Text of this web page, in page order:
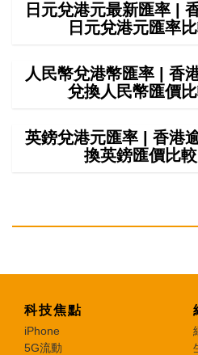
日元兌港元最新匯率 |
日元兌港元匯率
人民幣兌港幣匯率 | 香
兌換人民幣匯價
英鎊兌港元匯率 | 香港
換英鎊匯價比
科技焦點
iPhone
5G流動